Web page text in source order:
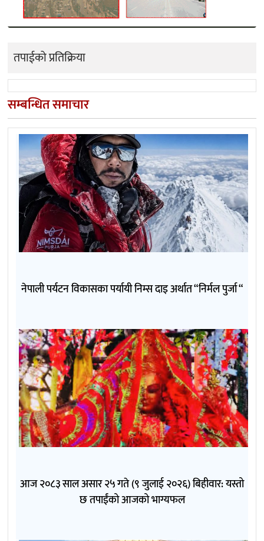
तपाईको प्रतिक्रिया
सम्बन्धित समाचार
नेपाली पर्यटन विकासका पर्यायी निम्स दाइ अर्थात “निर्मल पुर्जा “
आज २०८३ साल असार २५ गते (९ जुलाई २०२६) बिहीवार: यस्तो
छ तपाईंको आजको भाग्यफल